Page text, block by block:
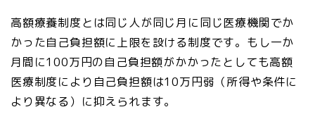
高額療養制度とは同じ人が同じ月に同じ医療機関でか
かった自己負担額に上限を設ける制度です。もし一か
月間に100万円の自己負担額がかかったとしても高額
医療制度により自己負担額は10万円弱（所得や条件に
より異なる）に抑えられます。